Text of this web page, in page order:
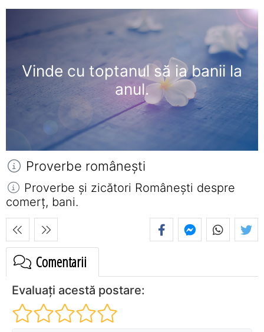
Vinde cu toptanul să ia banii la
anul.
Proverbe româneşti
Proverbe și zicători Româneşti despre
comerț, bani.
Comentarii
Evaluați acestă postare: